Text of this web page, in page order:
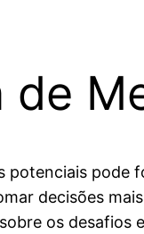
de
decisões
os desafios